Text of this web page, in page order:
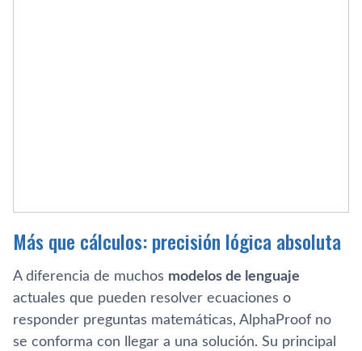
Más que cálculos: precisión lógica absoluta
A diferencia de muchos modelos de lenguaje
actuales que pueden resolver ecuaciones o
responder preguntas matemáticas, AlphaProof no
se conforma con llegar a una solución. Su principal